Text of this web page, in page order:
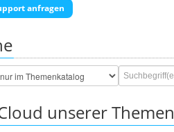
anfragen
unserer Themen